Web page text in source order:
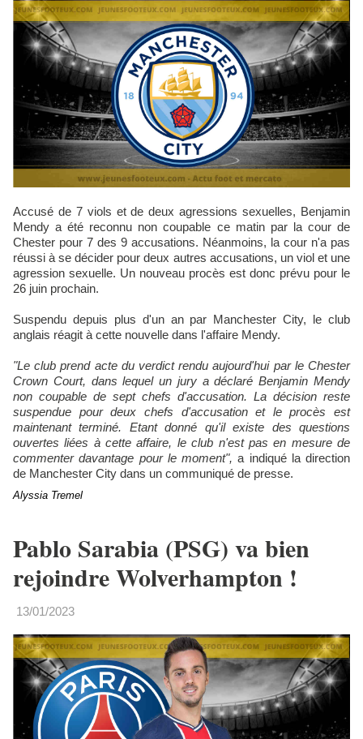
Accusé de 7 viols et de deux agressions sexuelles, Benjamin
Mendy a été reconnu non coupable ce matin par la cour de
Chester pour 7 des 9 accusations. Néanmoins, la cour n'a pas
réussi à se décider pour deux autres accusations, un viol et une
agression sexuelle. Un nouveau procès est donc prévu pour le
26 juin prochain.
Suspendu depuis plus d'un an par Manchester City, le club
anglais réagit à cette nouvelle dans l'affaire Mendy.
"Le club prend acte du verdict rendu aujourd'hui par le Chester
Crown Court, dans lequel un jury a déclaré Benjamin Mendy
non coupable de sept chefs d'accusation. La décision reste
suspendue pour deux chefs d'accusation et le procès est
maintenant terminé. Etant donné qu'il existe des questions
ouvertes liées à cette affaire, le club n'est pas en mesure de
commenter davantage pour le moment", a indiqué la direction
de Manchester City dans un communiqué de presse.
Alyssia Tremel
Pablo Sarabia (PSG) va bien
rejoindre Wolverhampton !
13/01/2023